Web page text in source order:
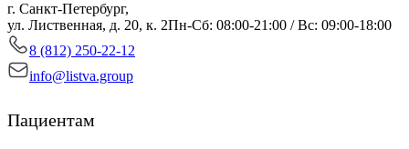
г. Санкт-Петербург,
ул. Лиственная, д. 20, к. 2Пн-Сб: 08:00-21:00 / Вс: 09:00-18:00
8 (812) 250-22-12
info@listva.group
Пациентам